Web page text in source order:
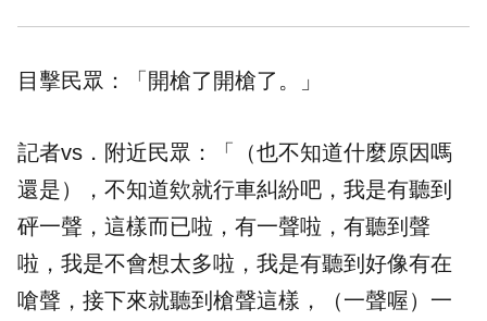
目擊民眾：「開槍了開槍了。」
記者vs．附近民眾：「（也不知道什麼原因嗎
還是），不知道欸就行車糾紛吧，我是有聽到
砰一聲，這樣而已啦，有一聲啦，有聽到聲
啦，我是不會想太多啦，我是有聽到好像有在
嗆聲，接下來就聽到槍聲這樣，（一聲喔）一